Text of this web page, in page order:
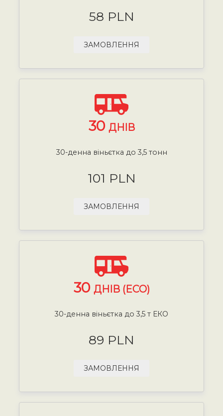
58 PLN
ЗАМОВЛЕННЯ
30 ДНІВ
30-денна віньєтка до 3,5 тонн
101 PLN
ЗАМОВЛЕННЯ
30 ДНІВ (ECO)
30-денна віньєтка до 3,5 т ЕКО
89 PLN
ЗАМОВЛЕННЯ